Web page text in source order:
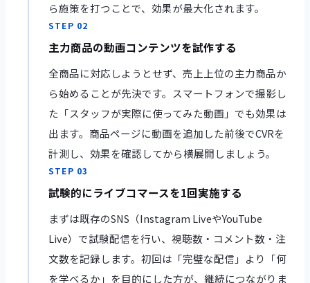
ら施策を打つことで、効果が最大化されます。
STEP 02
主力商品の動画コンテンツを試作する
全商品に対応しようとせず、売上上位の主力商品か
ら始めることが先決です。スマートフォンで撮影し
た「スタッフが実際に使ってみた動画」でも効果は
出ます。商品ページに動画を追加した前後でCVRを
計測し、効果を確認してから横展開しましょう。
STEP 03
試験的にライブコマースを1回実施する
まずは既存のSNS（Instagram LiveやYouTube
Live）で試験配信を行い、視聴数・コメント数・注
文数を記録します。初回は「完璧な配信」より「何
を学べるか」を目的にした方が、継続につながりま